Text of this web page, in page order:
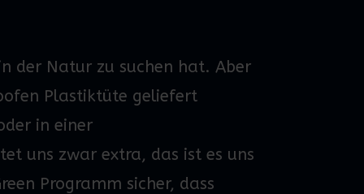
der Natur zu suchen hat. Aber
Plastiktüte geliefert
in einer
uns zwar extra, das ist es uns
Programm sicher, dass